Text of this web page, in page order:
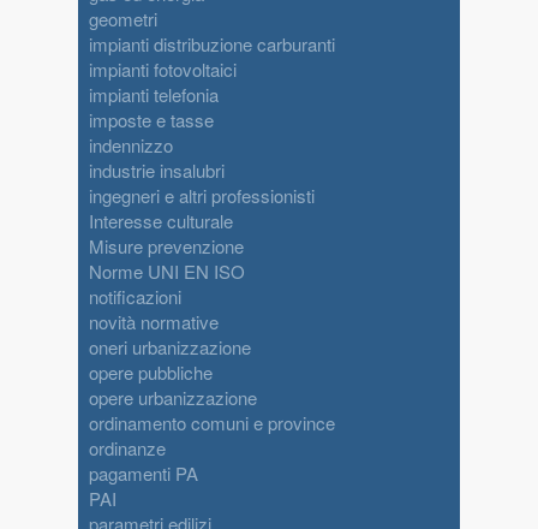
geometri
impianti distribuzione carburanti
impianti fotovoltaici
impianti telefonia
imposte e tasse
indennizzo
industrie insalubri
ingegneri e altri professionisti
Interesse culturale
Misure prevenzione
Norme UNI EN ISO
notificazioni
novità normative
oneri urbanizzazione
opere pubbliche
opere urbanizzazione
ordinamento comuni e province
ordinanze
pagamenti PA
PAI
parametri edilizi